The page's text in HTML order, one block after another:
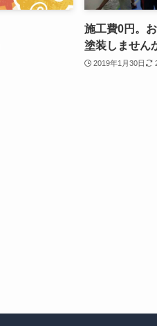
施工費0円。
塗装しません
2019年1月30日